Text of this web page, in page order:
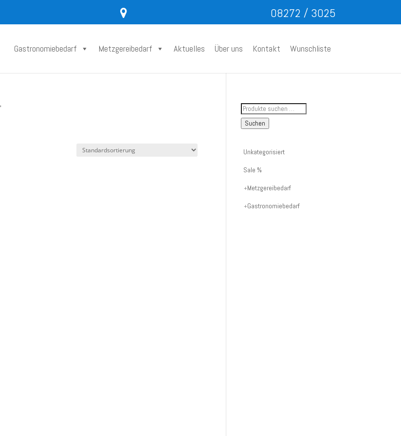
08272 / 3025
Gastronomiebedarf Metzgereibedarf Aktuelles Über uns Kontakt Wunschliste
Suche
nach
oder
Produktname:
Suchen
Unkategorisiert
Sale %
Metzgereibedarf
Gastronomiebedarf